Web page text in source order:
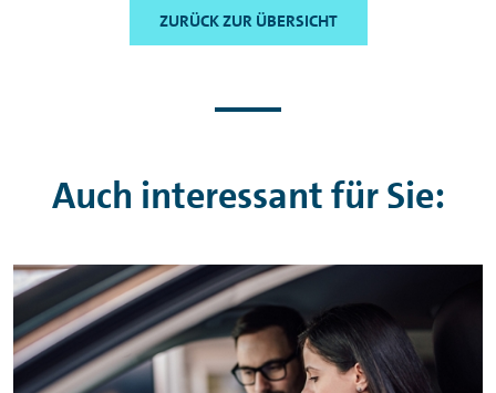
ZURÜCK ZUR ÜBERSICHT
Auch interessant für Sie: